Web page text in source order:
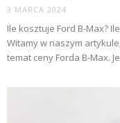
3 MARCA 2024
Ile kosztuje Ford B-Max?
Witamy w naszym
temat ceny Forda B-Max.